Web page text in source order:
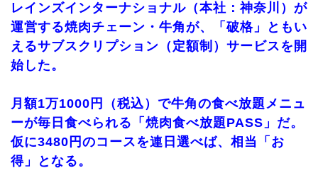
レインズインターナショナル（本社：神奈川）が
運営する焼肉チェーン・牛角が、「破格」ともい
えるサブスクリプション（定額制）サービスを開
始した。
月額1万1000円（税込）で牛角の食べ放題メニュ
ーが毎日食べられる「焼肉食べ放題PASS」だ。
仮に3480円のコースを連日選べば、相当「お
得」となる。